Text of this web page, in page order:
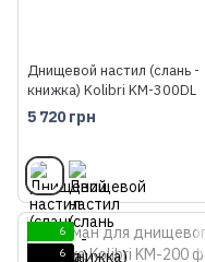
Днищевой настил (слань -
книжка) Kolibri KM-300DL
5 720 грн
6
6